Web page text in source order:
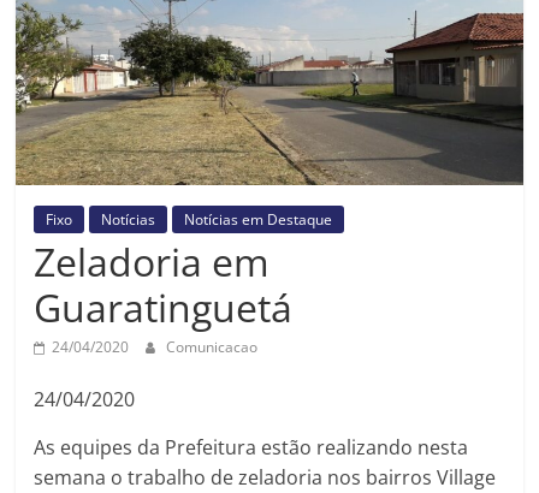
Prefeitura
Estância
Turística
Guaratinguetá
Fixo Notícias Notícias em Destaque
Zeladoria em
Guaratinguetá
24/04/2020 Comunicacao
24/04/2020
As equipes da Prefeitura estão realizando nesta
semana o trabalho de zeladoria nos bairros Village